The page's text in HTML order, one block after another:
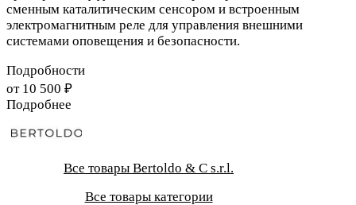
сменным каталитическим сенсором и встроенным
электромагнитным реле для управления внешними
системами оповещения и безопасности.
Подробности
от 10 500 ₽
Подробнее
Все товары Bertoldo & C s.r.l.
Все товары категории